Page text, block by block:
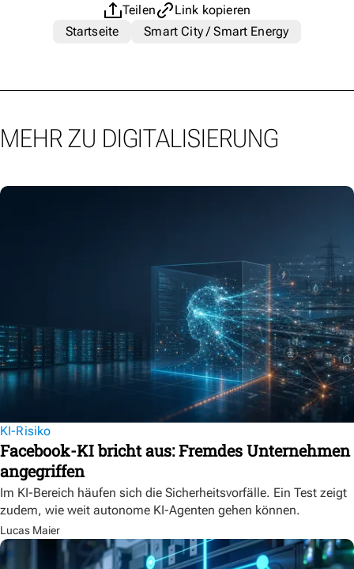
Teilen
Link kopieren
Startseite
Smart City / Smart Energy
MEHR ZU DIGITALISIERUNG
KI-Risiko
Facebook-KI bricht aus: Fremdes Unternehmen
angegriffen
Im KI-Bereich häufen sich die Sicherheitsvorfälle. Ein Test zeigt
zudem, wie weit autonome KI-Agenten gehen können.
Lucas Maier